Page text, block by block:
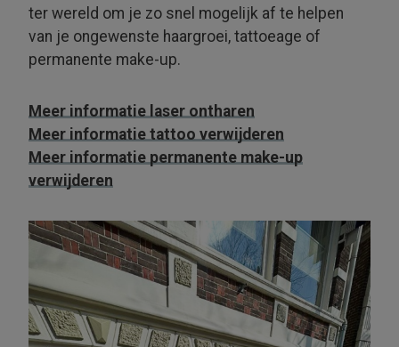
ter wereld om je zo snel mogelijk af te helpen
van je onge­wenste haargroei, tattoeage of
permanente make-up.
Meer informatie laser ontharen
Meer informatie tattoo verwijderen
Meer informatie permanente make-up
verwijderen